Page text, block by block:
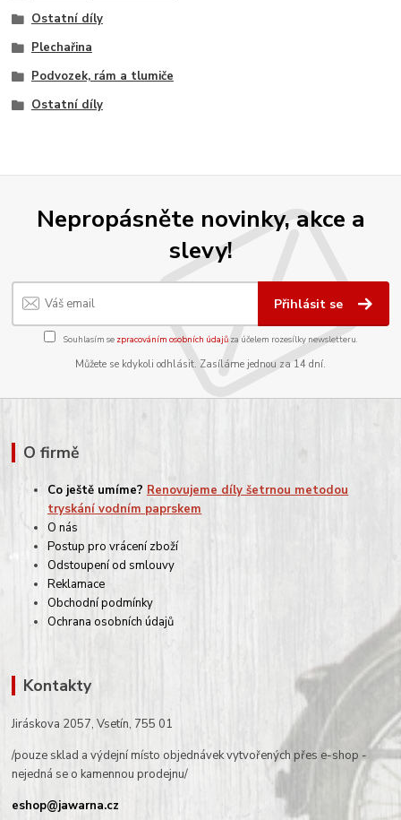
Ostatní díly
Plechařina
Podvozek, rám a tlumiče
Ostatní díly
Nepropásněte novinky, akce a
slevy!
Přihlásit se
Souhlasím se zpracováním osobních údajůza účelem rozesílky newsletteru.
Můžete se kdykoli odhlásit. Zasíláme jednou za 14 dní.
O firmě
Co ještě umíme? Renovujeme díly šetrnou metodou
tryskání vodním paprskem
O nás
Postup pro vrácení zboží
Odstoupení od smlouvy
Reklamace
Obchodní podmínky
Ochrana osobních údajů
Kontakty
Jiráskova 2057, Vsetín, 755 01
/pouze sklad a výdejní místo objednávek vytvořených přes e-shop -
nejedná se o kamennou prodejnu/
eshop@jawarna.cz